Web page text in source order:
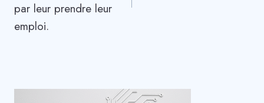
par leur prendre leur
emploi.